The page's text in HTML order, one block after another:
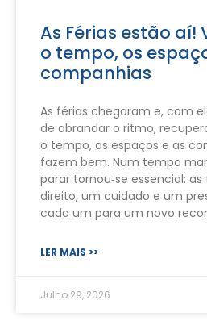
As Férias estão aí!
o tempo, os
companhias
As férias chegaram e, com
de abrandar o ritmo,
o tempo, os espaços e as
fazem bem. Num tempo
parar tornou‑se essencial:
direito, um cuidado e um
cada um para um novo
LER MAIS >>
Julho 29, 2026